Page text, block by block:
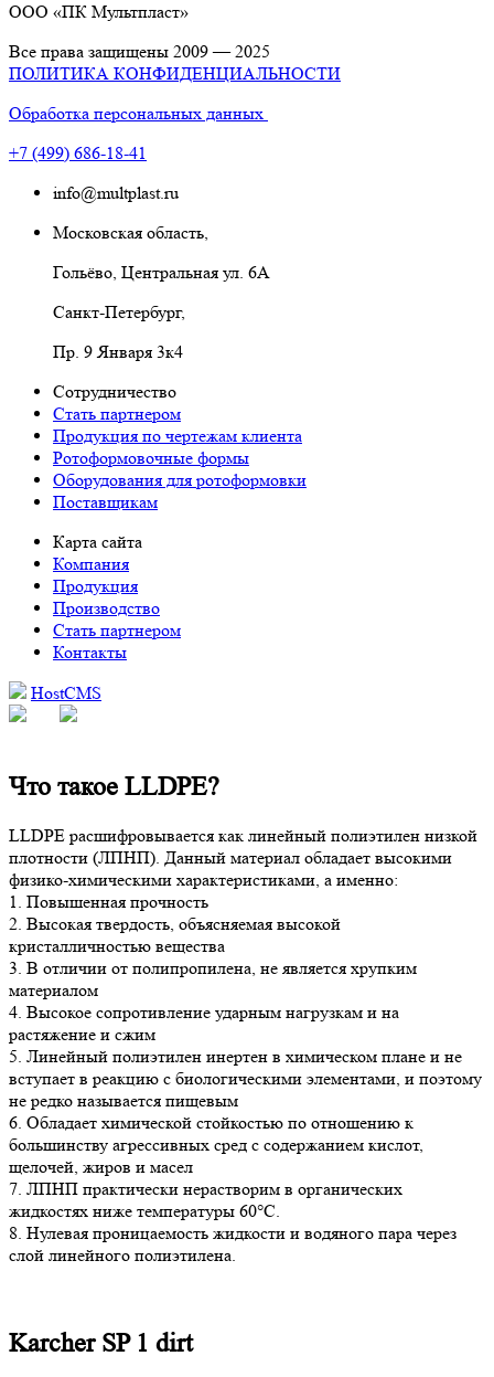
ООО «ПК Мультпласт»
Все права защищены 2009 — 2025
ПОЛИТИКА КОНФИДЕНЦИАЛЬНОСТИ
Обработка персональных данных
+7 (499) 686-18-41
info@multplast.ru
Московская область,
Гольёво, Центральная ул. 6А
Санкт-Петербург,
Пр. 9 Января 3к4
Сотрудничество
Стать партнером
Продукция по чертежам клиента
Ротоформовочные формы
Оборудования для ротоформовки
Поставщикам
Карта сайта
Компания
Продукция
Производство
Стать партнером
Контакты
HostCMS
Что такое LLDPE?
LLDPE расшифровывается как линейный полиэтилен низкой
плотности (ЛПНП). Данный материал обладает высокими
физико-химическими характеристиками, а именно:
1. Повышенная прочность
2. Высокая твердость, объясняемая высокой
кристалличностью вещества
3. В отличии от полипропилена, не является хрупким
материалом
4. Высокое сопротивление ударным нагрузкам и на
растяжение и сжим
5. Линейный полиэтилен инертен в химическом плане и не
вступает в реакцию с биологическими элементами, и поэтому
не редко называется пищевым
6. Обладает химической стойкостью по отношению к
большинству агрессивных сред с содержанием кислот,
щелочей, жиров и масел
7. ЛПНП практически нерастворим в органических
жидкостях ниже температуры 60°С.
8. Нулевая проницаемость жидкости и водяного пара через
слой линейного полиэтилена.
Karcher SP 1 dirt